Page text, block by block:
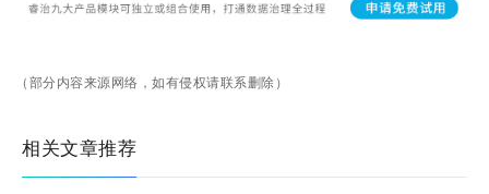
（部分内容来源网络，如有侵权请联系删除）
相关文章推荐